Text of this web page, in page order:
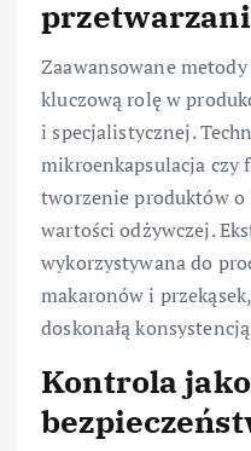
Zaawansowane
kluczową rolę w
i specjalistycznej.
mikroenkapsulacja czy
tworzenie produktów o
wartości odżywczej.
wykorzystywana do
makaronów i
doskonałą
Kontrola